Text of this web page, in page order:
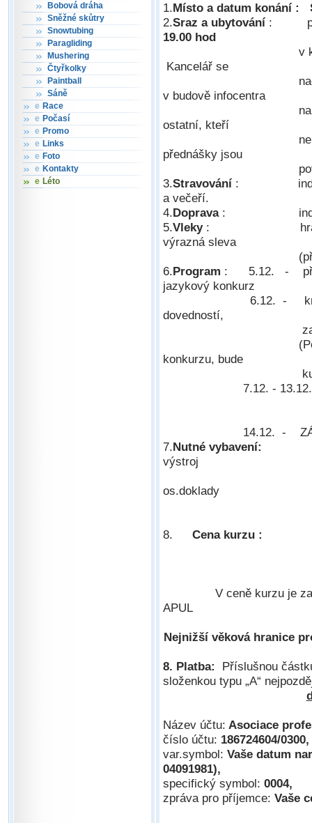
Bobová dráha
Sněžné skůtry
Snowtubing
Paragliding
Mushering
Čtyřkolky
Paintball
Sáně
e Race
e Počasí
e Promo
e Links
e Foto
e Kontakty
e Léto
1.Místo a datum konání :
2.Sraz a ubytování:
19.00 hod
v
Kancelář se
nachází v
v budově infocentra
naproti
ostatní, kteří
nemají zájem o
přednášky jsou
3.Stravování:
a večeří.
4.Doprava :
5.Vleky : hradí si
výrazná sleva
(předpoklad
6.Program : 5.12. -
jazykový konkurz
6.12. - krátké
dovedností,
zahájení
(Pozn.:
konkurzu, bude
kurzovné
7.12. - 13.12. -
14.12. -
7.Nutné vybavení:
výstroj
os.doklady
8.
Cena kurzu :
V ceně kurzu je
APUL
Nejnižší věková hranice
8. Platba: Příslušnou
složenkou typu „A“
Název účtu: Asociace
číslo účtu: 186724604/0300,
var.symbol: Vaše datum
04091981),
specifický symbol: 0004,
zpráva pro příjemce: Vaše